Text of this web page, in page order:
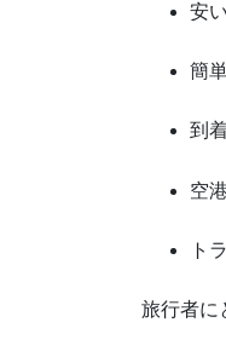
安い
簡
到
空
ト
旅行者に